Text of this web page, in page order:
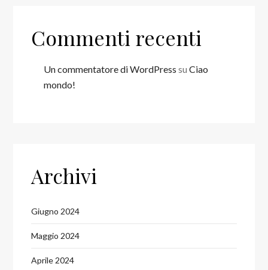
Commenti recenti
Un commentatore di WordPress suCiao
mondo!
Archivi
Giugno 2024
Maggio 2024
Aprile 2024